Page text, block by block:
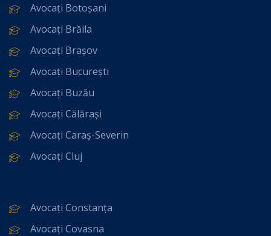
Avocați Botoșani
Avocați Brăila
Avocați Brașov
Avocați București
Avocați Buzău
Avocați Călărași
Avocați Caraș-Severin
Avocați Cluj
Avocați Constanța
Avocați Covasna